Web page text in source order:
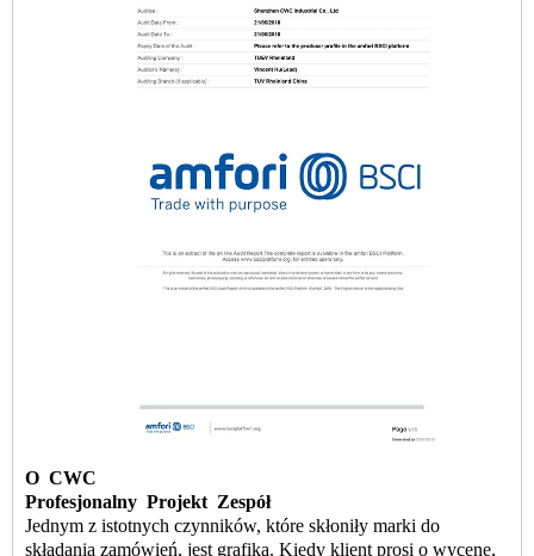
O CWC
Profesjonalny Projekt Zespół
Jednym z istotnych czynników, które skłoniły marki do
składania zamówień, jest grafika. Kiedy klient prosi o wycenę,